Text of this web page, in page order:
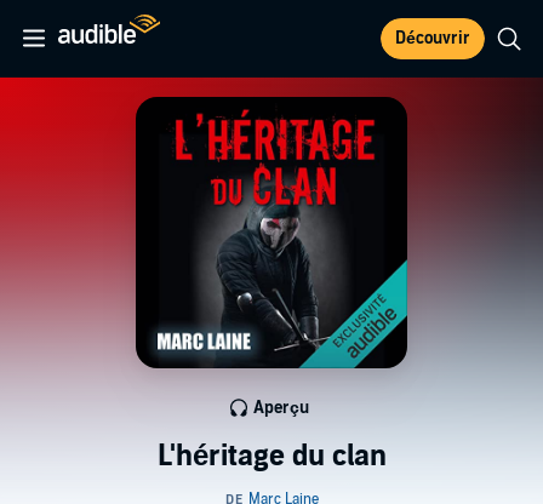
Découvrir
L'héritage du clan
Aperçu